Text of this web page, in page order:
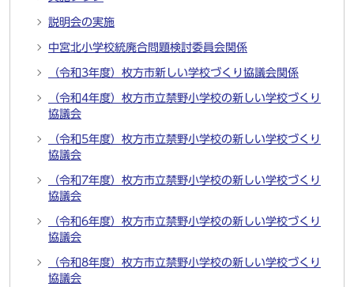
説明会の実施
中宮北小学校統廃合問題検討委員会関係
（令和3年度）枚方市新しい学校づくり協議会関係
（令和4年度）枚方市立禁野小学校の新しい学校づくり
協議会
（令和5年度）枚方市立禁野小学校の新しい学校づくり
協議会
（令和7年度）枚方市立禁野小学校の新しい学校づくり
協議会
（令和6年度）枚方市立禁野小学校の新しい学校づくり
協議会
（令和8年度）枚方市立禁野小学校の新しい学校づくり
協議会